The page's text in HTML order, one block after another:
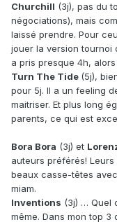
Churchill (3j), pas du
négociations), mais
laissé prendre. Pour
jouer la version tournoi
a pris presque 4h,
Turn The Tide (5j),
pour 5j. Il a un feeling
maitriser. Et plus long
parents, ce qui est
Bora Bora (3j) et
auteurs préférés!
beaux casse-têtes
miam.
Inventions (3j) … Quel
même. Dans mon top 3